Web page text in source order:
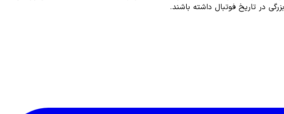
در تاریخ فوتبال داشته باشند.